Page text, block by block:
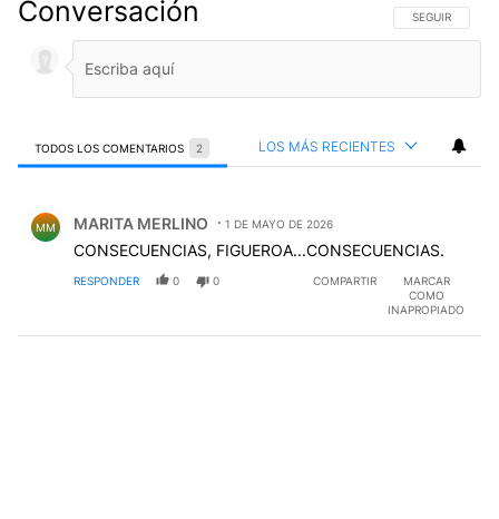
Conversación SIGA ESTA
SEGUIR
TODOS LOS COMENTARIOS 2 LOS MÁS RECIENTES
MM MARITA MERLINO 1 DE MAYO DE 2026
CONSECUENCIAS, FIGUEROA...CONSECUENCIAS.
RESPONDER 0 0 COMPARTIR
MARCAR
COMO
INAPROPIADO